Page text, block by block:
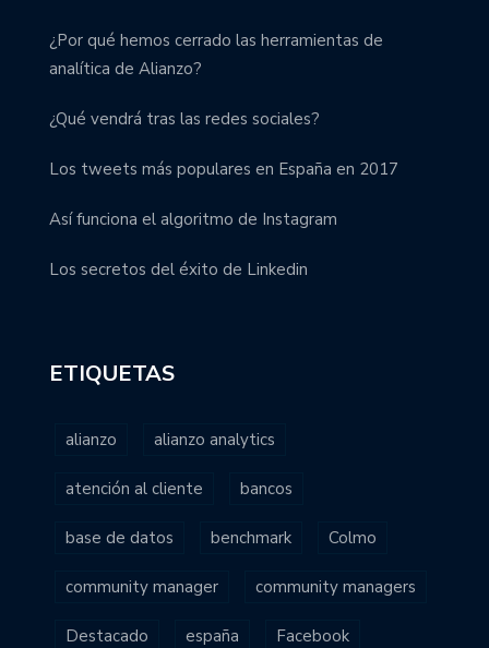
¿Por qué hemos cerrado las herramientas de
analítica de Alianzo?
¿Qué vendrá tras las redes sociales?
Los tweets más populares en España en 2017
Así funciona el algoritmo de Instagram
Los secretos del éxito de Linkedin
ETIQUETAS
alianzo alianzo analytics
atención al cliente bancos
base de datos benchmark Colmo
community manager community managers
Destacado españa Facebook